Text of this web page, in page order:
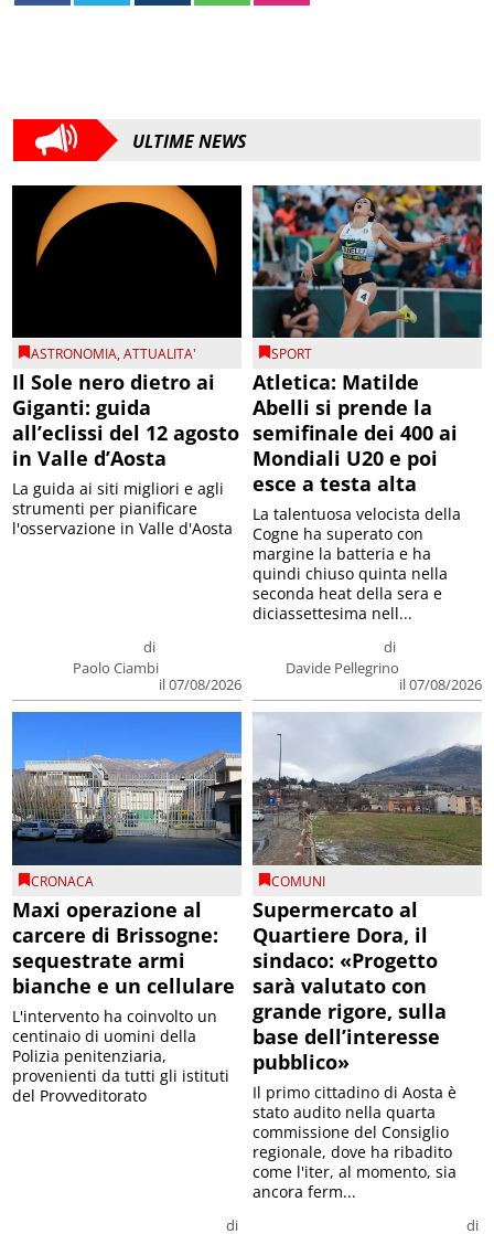
ULTIME NEWS
ASTRONOMIA,ATTUALITA'
Il Sole nero dietro ai
Giganti: guida
all’eclissi del 12 agosto
in Valle d’Aosta
di
Paolo Ciambi
il 07/08/2026
La guida ai siti migliori e agli
strumenti per pianificare
l'osservazione in Valle d'Aosta
SPORT
Atletica: Matilde
Abelli si prende la
semifinale dei 400 ai
Mondiali U20 e poi
esce a testa alta
di
Davide Pellegrino
il 07/08/2026
La talentuosa velocista della
Cogne ha superato con
margine la batteria e ha
quindi chiuso quinta nella
seconda heat della sera e
diciassettesima nell...
CRONACA
Maxi operazione al
carcere di Brissogne:
sequestrate armi
bianche e un cellulare
di
L'intervento ha coinvolto un
centinaio di uomini della
Polizia penitenziaria,
provenienti da tutti gli istituti
del Provveditorato
COMUNI
Supermercato al
Quartiere Dora, il
sindaco: «Progetto
sarà valutato con
grande rigore, sulla
base dell’interesse
pubblico»
di
Il primo cittadino di Aosta è
stato audito nella quarta
commissione del Consiglio
regionale, dove ha ribadito
come l'iter, al momento, sia
ancora ferm...